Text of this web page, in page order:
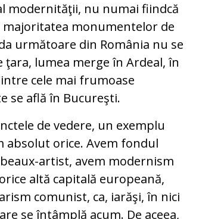
modernităţii, nu numai fiindcă
monumentelor de
următoare din România nu se
ţara, lumea merge în Ardeal, în
cele mai frumoase
se află în Bucureşti.
de vedere, un exemplu
orice. Avem fondul
artist, avem modernism
altă capitală europeană,
comunist, ca, iarăşi, în nici
se întâmplă acum. De aceea,